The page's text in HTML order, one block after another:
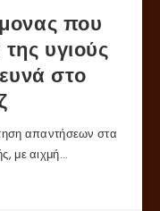
που
υγιούς
στο
απαντήσεων στα
με αιχμή…